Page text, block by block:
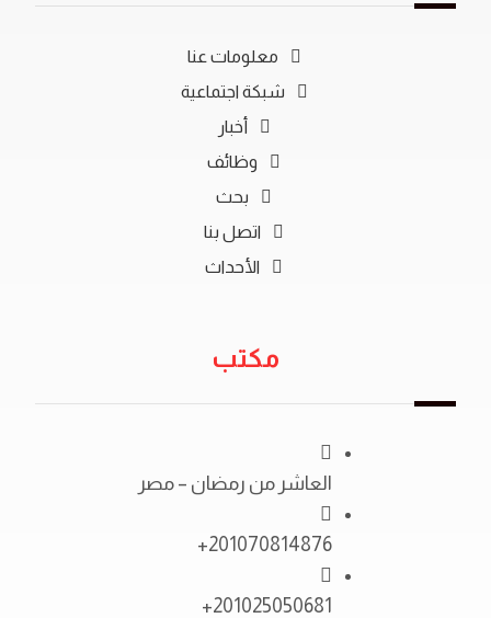
معلومات عنا
شبكة اجتماعية
أخبار
وظائف
بحث
اتصل بنا
الأحداث
مكتب
العاشر من رمضان – مصر
201070814876+
201025050681+